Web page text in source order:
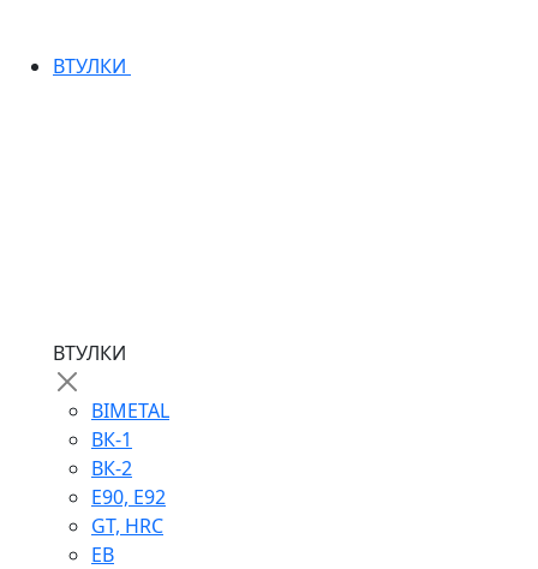
ВТУЛКИ
ВТУЛКИ
BIMETAL
ВК-1
ВК-2
Е90, E92
GT, HRC
EB